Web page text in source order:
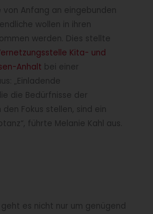
von Anfang an eingebunden
wollen in ihren
werden. Dies stellte
Kita- und
Anhalt bei einer
„Einladende
die Bedürfnisse der
Fokus stellen, sind ein
führte Melanie Kahl aus.
geht es nicht nur um genügend